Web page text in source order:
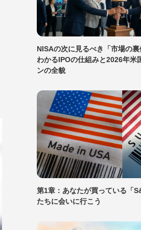
NISAの次に見るべき「市場の
わかるIPOの仕組みと2026年米
ンの全貌
第1章：あなたが買っている「
たちに会いに行こう